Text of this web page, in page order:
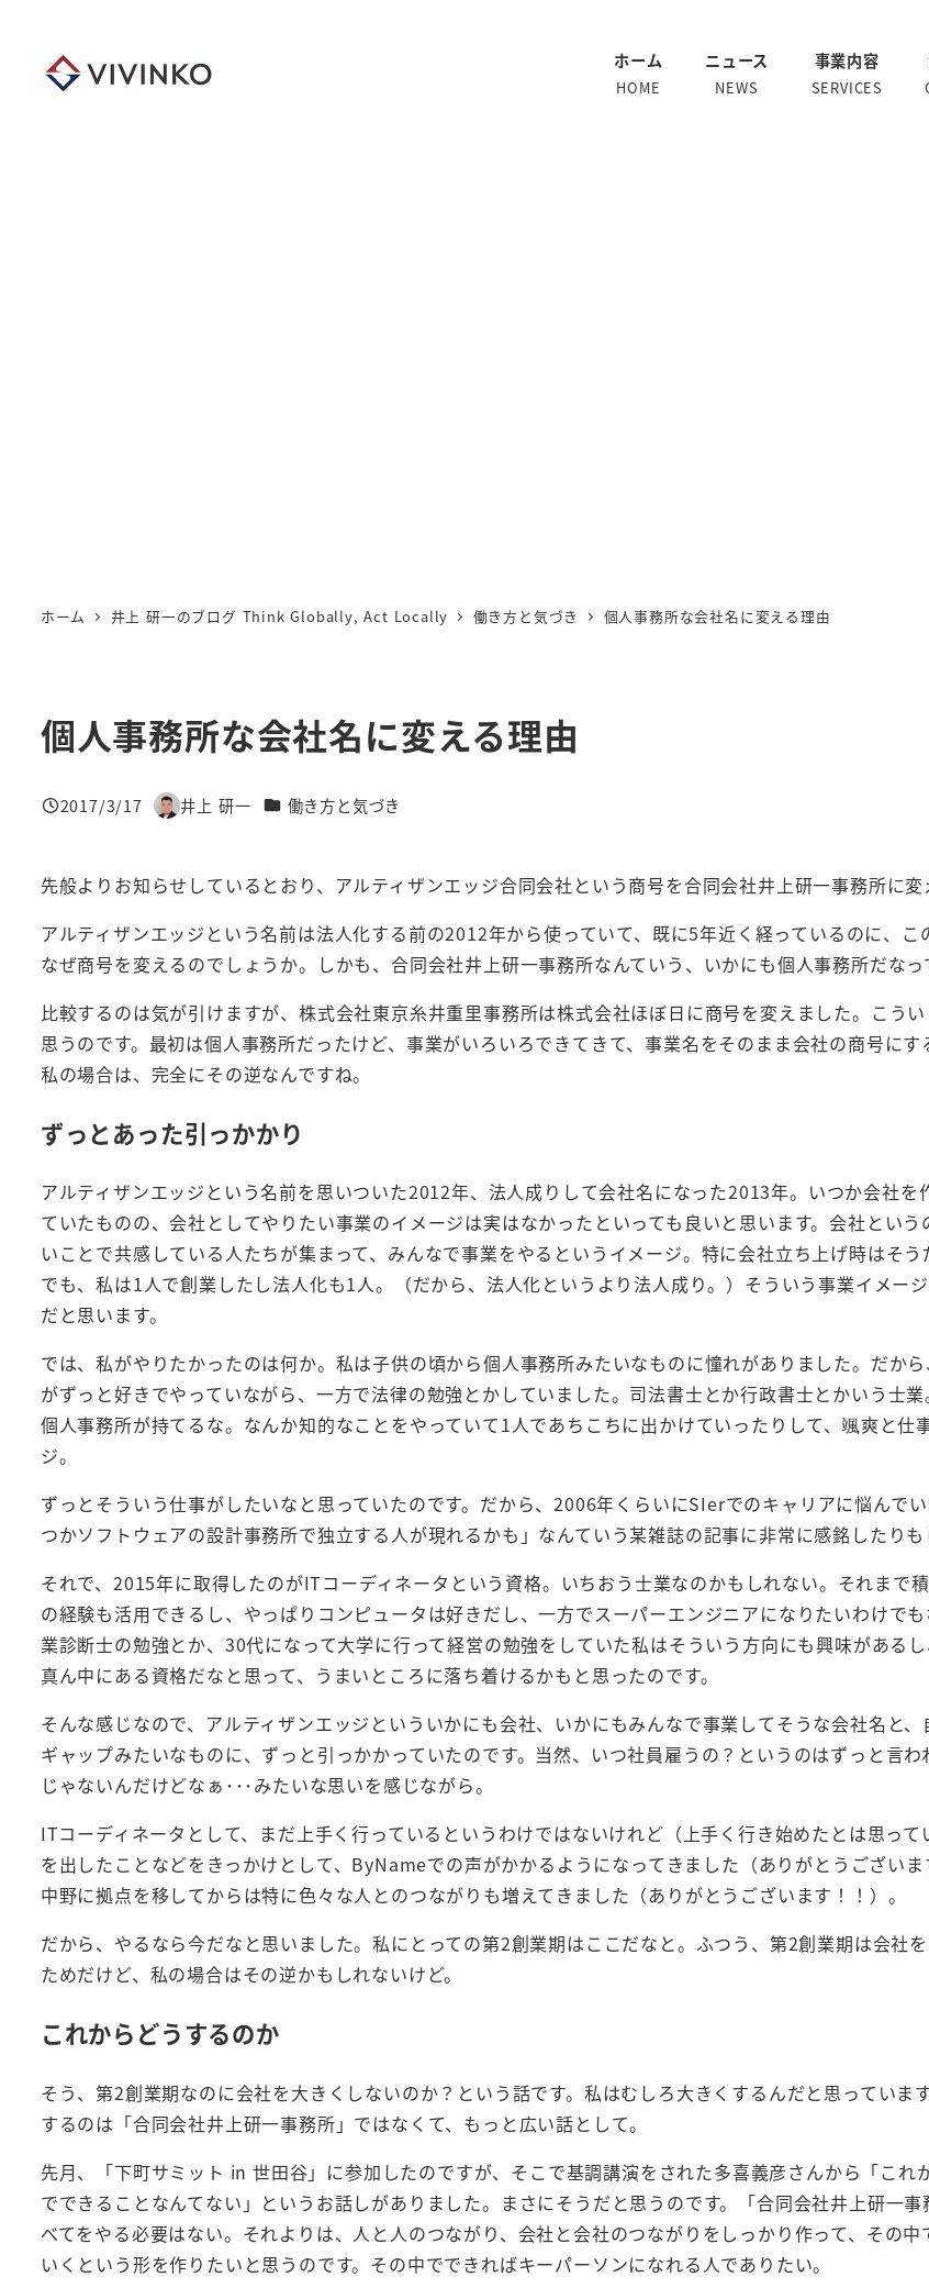
ホーム
HOME
ニュース
NEWS
事業内容
SERVICES
ホーム 井上 研一のブログ Think Globally, Act Locally 働き方と気づき 個人事務所な会社名に変える理由
個人事務所な会社名に変える理由
投稿日
2017/3/17
著
井上 研一 カテゴリー
働き方と気づき
先般よりお知らせしているとおり、アルティザンエッジ合同会社という商号を合同会社井上研一事務所に変
アルティザンエッジという名前は法人化する前の2012年から使っていて、既に5年近く経っているのに、こ
なぜ商号を変えるのでしょうか。しかも、合同会社井上研一事務所なんていう、いかにも個人事務所だなっ
比較するのは気が引けますが、株式会社東京糸井重里事務所は株式会社ほぼ日に商号を変えました。こう
思うのです。最初は個人事務所だったけど、事業がいろいろできてきて、事業名をそのまま会社の商号にす
私の場合は、完全にその逆なんですね。
ずっとあった引っかかり
アルティザンエッジという名前を思いついた2012年、法人成りして会社名になった2013年。いつか会社を
ていたものの、会社としてやりたい事業のイメージは実はなかったといっても良いと思います。会社という
いことで共感している人たちが集まって、みんなで事業をやるというイメージ。特に会社立ち上げ時はそう
でも、私は1人で創業したし法人化も1人。（だから、法人化というより法人成り。）そういう事業イメー
だと思います。
では、私がやりたかったのは何か。私は子供の頃から個人事務所みたいなものに憧れがありました。だか
がずっと好きでやっていながら、一方で法律の勉強とかしていました。司法書士とか行政書士とかいう士
個人事務所が持てるな。なんか知的なことをやっていて1人であちこちに出かけていったりして、颯爽と仕
ジ。
ずっとそういう仕事がしたいなと思っていたのです。だから、2006年くらいにSIerでのキャリアに悩んで
つかソフトウェアの設計事務所で独立する人が現れるかも」なんていう某雑誌の記事に非常に感銘したりも
それで、2015年に取得したのがITコーディネータという資格。いちおう士業なのかもしれない。それまで
の経験も活用できるし、やっぱりコンピュータは好きだし、一方でスーパーエンジニアになりたいわけで
業診断士の勉強とか、30代になって大学に行って経営の勉強をしていた私はそういう方向にも興味がある
真ん中にある資格だなと思って、うまいところに落ち着けるかもと思ったのです。
そんな感じなので、アルティザンエッジといういかにも会社、いかにもみんなで事業してそうな会社名と、
ギャップみたいなものに、ずっと引っかかっていたのです。当然、いつ社員雇うの？というのはずっと言わ
じゃないんだけどなぁ･･･みたいな思いを感じながら。
ITコーディネータとして、まだ上手く行っているというわけではないけれど（上手く行き始めたとは思って
を出したことなどをきっかけとして、ByNameでの声がかかるようになってきました（ありがとうございま
中野に拠点を移してからは特に色々な人とのつながりも増えてきました（ありがとうございます！！）。
だから、やるなら今だなと思いました。私にとっての第2創業期はここだなと。ふつう、第2創業期は会社
ためだけど、私の場合はその逆かもしれないけど。
これからどうするのか
そう、第2創業期なのに会社を大きくしないのか？という話です。私はむしろ大きくするんだと思っていま
するのは「合同会社井上研一事務所」ではなくて、もっと広い話として。
先月、「下町サミット in 世田谷」に参加したのですが、そこで基調講演をされた多喜義彦さんから「これ
でできることなんてない」というお話しがありました。まさにそうだと思うのです。「合同会社井上研一
べてをやる必要はない。それよりは、人と人のつながり、会社と会社のつながりをしっかり作って、その中
いくという形を作りたいと思うのです。その中でできればキーパーソンになれる人でありたい。